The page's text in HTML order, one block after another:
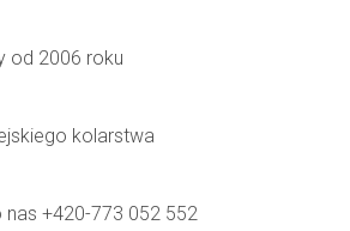
od 2006 roku
kolarstwa
nas +420-773 052 552